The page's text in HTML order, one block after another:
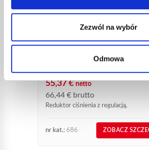
Zezwól na wybór
Odmowa
REDUKTOR PROPAN 686
55,37€ netto
66,44 € brutto
Reduktor ciśnienia z regulacją,
nr kat.: 686 ZOBACZ